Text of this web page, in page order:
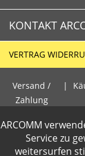
ARCOMM
Service zu
weitersurfen
KONTAKT
+49 (0)30 351
E-Mail
VERTRAG
Versand /
Zahlung
|
Nettopreise.